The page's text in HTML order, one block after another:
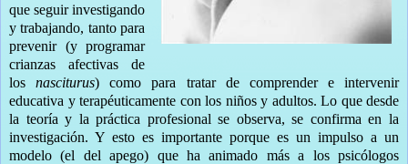
que seguir investigando
y trabajando, tanto para
prevenir (y programar
crianzas afectivas de
losnasciturus) como para tratar de comprender e intervenir
educativa y terapéuticamente con los niños y adultos. Lo que desde
la teoría y la práctica profesional se observa, se confirma en la
investigación. Y esto es importante porque es un impulso a un
modelo (el del apego) que ha animado más a los psicólogos